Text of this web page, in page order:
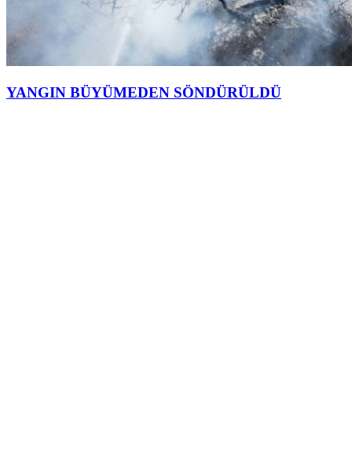
YANGIN BÜYÜMEDEN SÖNDÜRÜLDÜ